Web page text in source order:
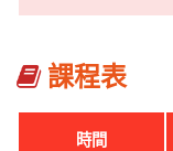
課程表
時間